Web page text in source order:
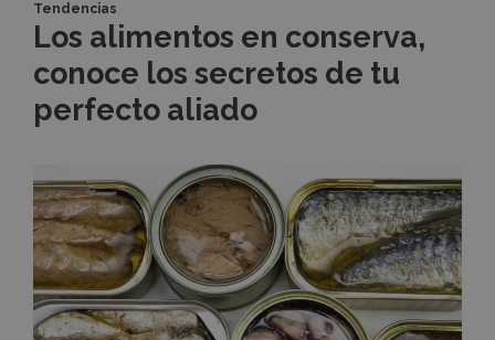
conoce
los
de
tu
perfecto
Tendencias
Los alimentos en conserva,
conoce los secretos de tu
perfecto aliado